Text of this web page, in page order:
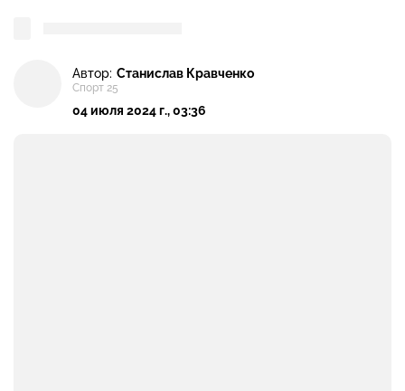
Автор: Станислав Кравченко
Спорт 25
04 июля 2024 г., 03:36